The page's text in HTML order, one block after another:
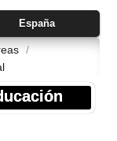
España
/